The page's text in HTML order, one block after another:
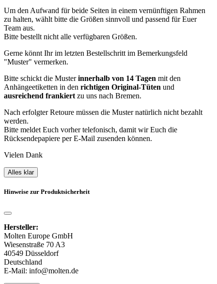
Um den Aufwand für beide Seiten in einem vernünftigen Rahmen
zu halten, wählt bitte die Größen sinnvoll und passend für Euer
Team aus.
Bitte bestellt nicht alle verfügbaren Größen.
Gerne könnt Ihr im letzten Bestellschritt im Bemerkungsfeld
"Muster" vermerken.
Bitte schickt die Musterinnerhalb von 14 Tagen mit den
Anhängeetiketten in den richtigen Original-Tüten und
ausreichend frankiert zu uns nach Bremen.
Nach erfolgter Retoure müssen die Muster natürlich nicht bezahlt
werden.
Bitte meldet Euch vorher telefonisch, damit wir Euch die
Rücksendepapiere per E-Mail zusenden können.
Vielen Dank
Alles klar
Hinweise zur Produktsicherheit
Hersteller:
Molten Europe GmbH
Wiesenstraße 70 A3
40549 Düsseldorf
Deutschland
E-Mail: info@molten.de